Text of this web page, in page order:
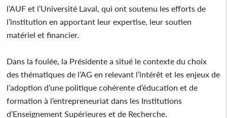
l’AUF et l’Université Laval, qui ont soutenu les efforts de
l’institution en apportant leur expertise, leur soutien
matériel et financier.
Dans la foulée, la Présidente a situé le contexte du choix
des thématiques de l’AG en relevant l’intérêt et les enjeux de
l’adoption d’une politique cohérente d’éducation et de
formation à l’entrepreneuriat dans les Institutions
d’Enseignement Supérieures et de Recherche.